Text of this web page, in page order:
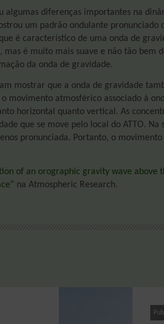
algumas diferenças importantes na
um padrão ondulante pronunciado
é característico de uma onda de
é muito mais suave e não tão bem
da onda de gravidade.
mostrar que a onda de gravidade
movimento atmosférico associado à
horizontal quanto vertical. As
que se move pelo local do ATTO.
pronunciada. Portanto, o movimento
of an orographic gravity wave above
na Atmospheric Research.